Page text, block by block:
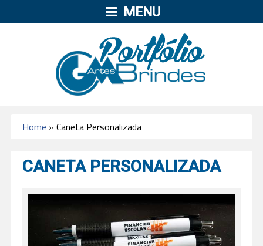
MENU
Home » Caneta Personalizada
CANETA PERSONALIZADA